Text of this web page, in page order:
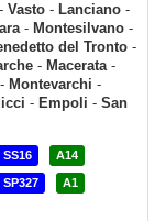
- Vasto - Lanciano -
- Montesilvano -
del Tronto -
- Macerata-
- Montevarchi -
- Empoli - San
SS16 A14
SP327 A1